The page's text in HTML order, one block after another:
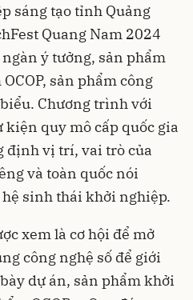
sáng tạo tỉnh Quảng
Quang Nam 2024
ý tưởng, sản phẩm
sản phẩm công
Chương trình với
kiện quy mô cấp quốc gia
định vị trí, vai trò của
và toàn quốc nói
sinh thái khởi nghiệp.
xem là cơ hội để mở
công nghệ số để giới
dự án, sản phẩm khởi